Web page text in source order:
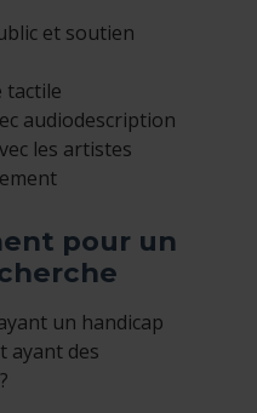
et soutien
tactile
audiodescription
les artistes
pour un
un handicap
ayant des